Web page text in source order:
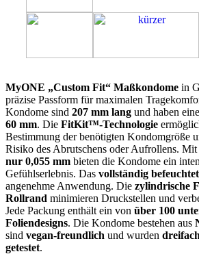
MyONE „Custom Fit“ Maßkondome in
präzise Passform für maximalen
Kondome sind 207 mm lang und haben eine
60 mm. Die FitKit™-Technologie
Bestimmung der benötigten Kondomgröße
Risiko des Abrutschens oder Aufrollens.
nur 0,055 mm bieten die Kondome ein
Gefühlserlebnis. Das vollständig
angenehme Anwendung. Die zylindrische
Rollrand minimieren Druckstellen und
Jede Packung enthält ein von über 100
Foliendesigns. Die Kondome bestehen aus
sind vegan-freundlich und wurden
getestet.